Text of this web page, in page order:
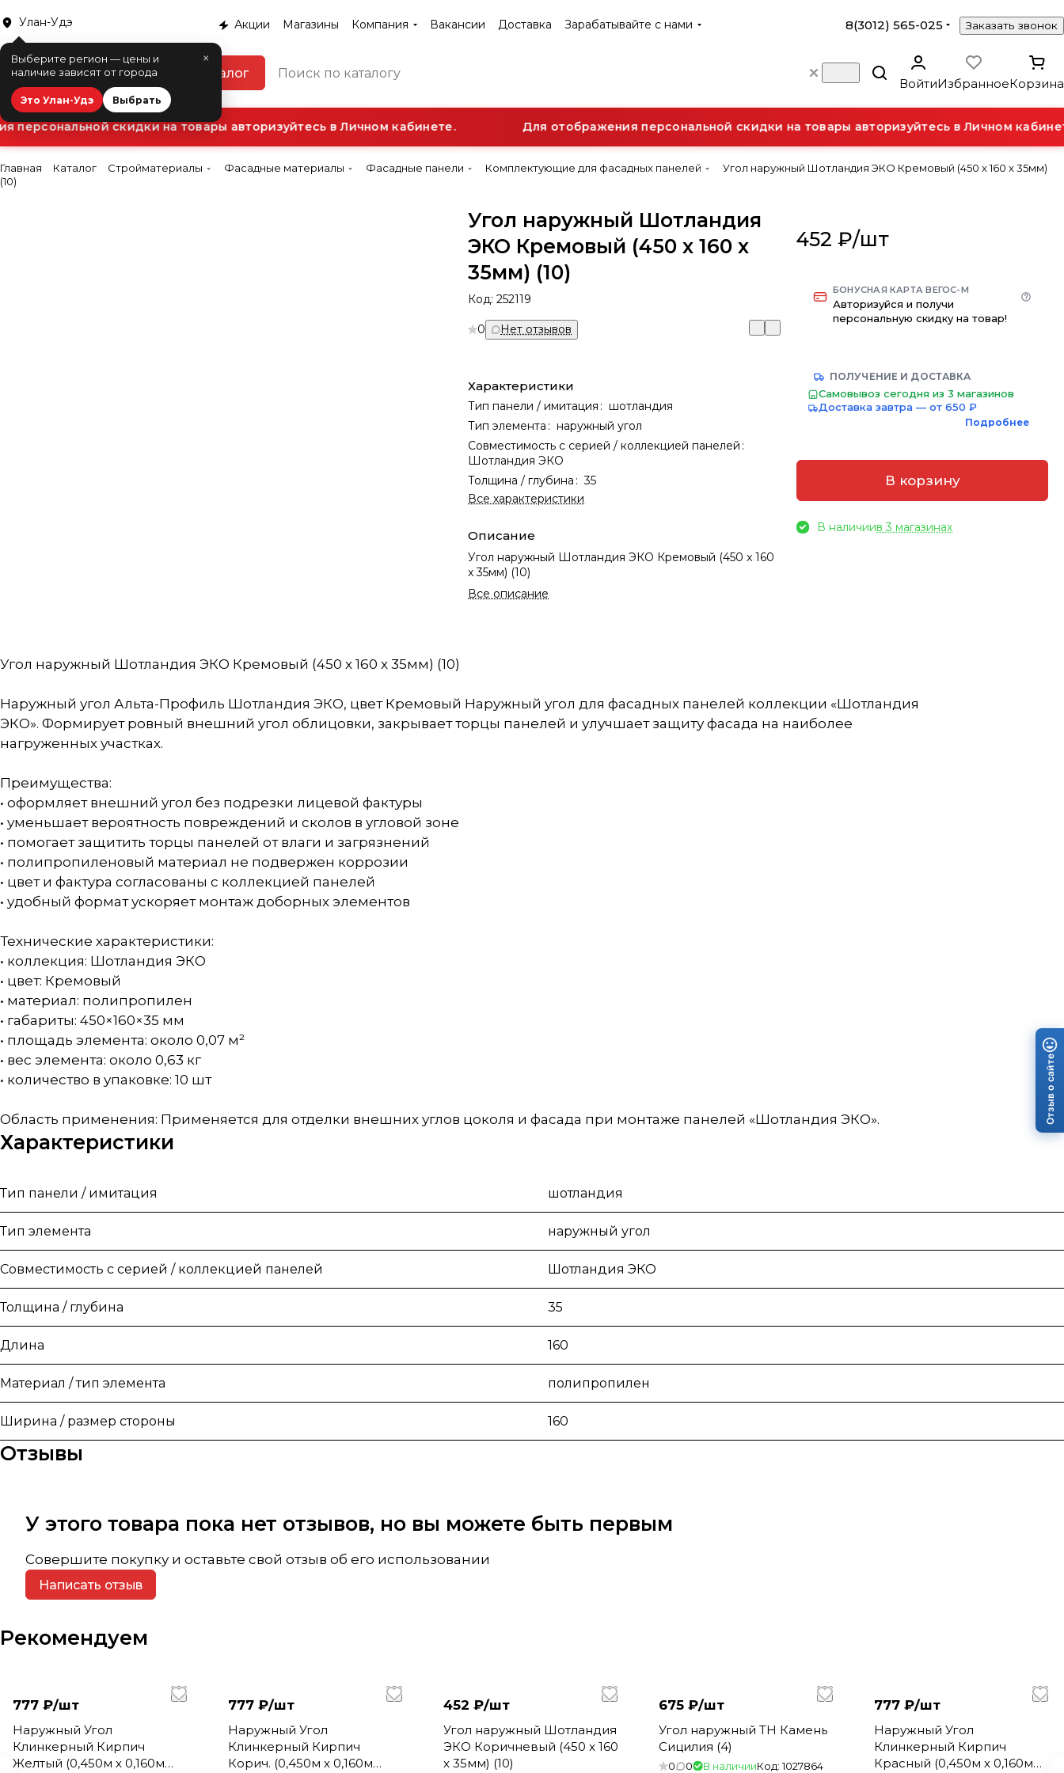
Улан-Удэ
×
Выберите регион — цены и
наличие зависят от города
Это Улан-Удэ Выбрать
Акции Магазины Компания Вакансии Доставка Зарабатывайте с нами 8(3012) 565-025 Заказать звонок
Каталог
ВойтиИзбранноеКорзина
скидки на товары авторизуйтесь в Личном кабинете. Для отображения персональной скидки на товары авторизуйтесь в Личном
Главная Каталог Стройматериалы Фасадные материалы Фасадные панели Комплектующие для фасадных панелей
Угол наружный Шотландия ЭКО Кремовый (450 x 160 x 35мм)
(10)
Угол наружный Шотландия
ЭКО Кремовый (450 x 160 x
35мм) (10)
Код:252119
0 Нет отзывов
Характеристики
Тип панели / имитация : шотландия
Тип элемента : наружный угол
Совместимость с серией / коллекцией панелей :
Шотландия ЭКО
Толщина / глубина : 35
Все характеристики
Описание
Угол наружный Шотландия ЭКО Кремовый (450 x 160
x 35мм) (10)
Все описание
452 ₽/шт
БОНУСНАЯ КАРТА ВЕГОС-М
Авторизуйся и получи
персональную скидку на товар!
ПОЛУЧЕНИЕ И ДОСТАВКА
Самовывоз сегодня из 3 магазинов
Доставка завтра — от 650 ₽
Подробнее
В корзину
В наличиив 3 магазинах
Угол наружный Шотландия ЭКО Кремовый (450 x 160 x 35мм) (10)
Наружный угол Альта-Профиль Шотландия ЭКО, цвет Кремовый Наружный угол для фасадных панелей коллекции «Шотландия
ЭКО». Формирует ровный внешний угол облицовки, закрывает торцы панелей и улучшает защиту фасада на наиболее
нагруженных участках.
Преимущества:
• оформляет внешний угол без подрезки лицевой фактуры
• уменьшает вероятность повреждений и сколов в угловой зоне
• помогает защитить торцы панелей от влаги и загрязнений
• полипропиленовый материал не подвержен коррозии
• цвет и фактура согласованы с коллекцией панелей
• удобный формат ускоряет монтаж доборных элементов
Технические характеристики:
• коллекция: Шотландия ЭКО
• цвет: Кремовый
• материал: полипропилен
• габариты: 450×160×35 мм
• площадь элемента: около 0,07 м²
• вес элемента: около 0,63 кг
• количество в упаковке: 10 шт
Область применения: Применяется для отделки внешних углов цоколя и фасада при монтаже панелей «Шотландия ЭКО».
Характеристики
Тип панели / имитация шотландия
Тип элемента наружный угол
Совместимость с серией / коллекцией панелей Шотландия ЭКО
Толщина / глубина 35
Длина 160
Материал / тип элемента полипропилен
Ширина / размер стороны 160
Отзывы
У этого товара пока нет отзывов, но вы можете быть первым
Совершите покупку и оставьте свой отзыв об его использовании
Написать отзыв
Рекомендуем
777 ₽/шт
Наружный Угол
Клинкерный Кирпич
Желтый (0,450м х 0,160м
777 ₽/шт
Наружный Угол
Клинкерный Кирпич
Корич. (0,450м х 0,160м
452 ₽/шт
Угол наружный Шотландия
ЭКО Коричневый (450 x 160
x 35мм) (10)
675 ₽/шт
Угол наружный ТН Камень
Сицилия (4)
0 0 В наличииКод:1027864
777 ₽/шт
Наружный Угол
Клинкерный Кирпич
Красный (0,450м х 0,160м
Отзыв о сайте